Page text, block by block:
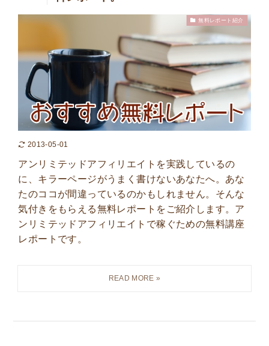
無料レポート紹介
2013-05-01
アンリミテッドアフィリエイトを実践しているの
に、キラーページがうまく書けないあなたへ。あな
たのココが間違っているのかもしれません。そんな
気付きをもらえる無料レポートをご紹介します。ア
ンリミテッドアフィリエイトで稼ぐための無料講座
レポートです。